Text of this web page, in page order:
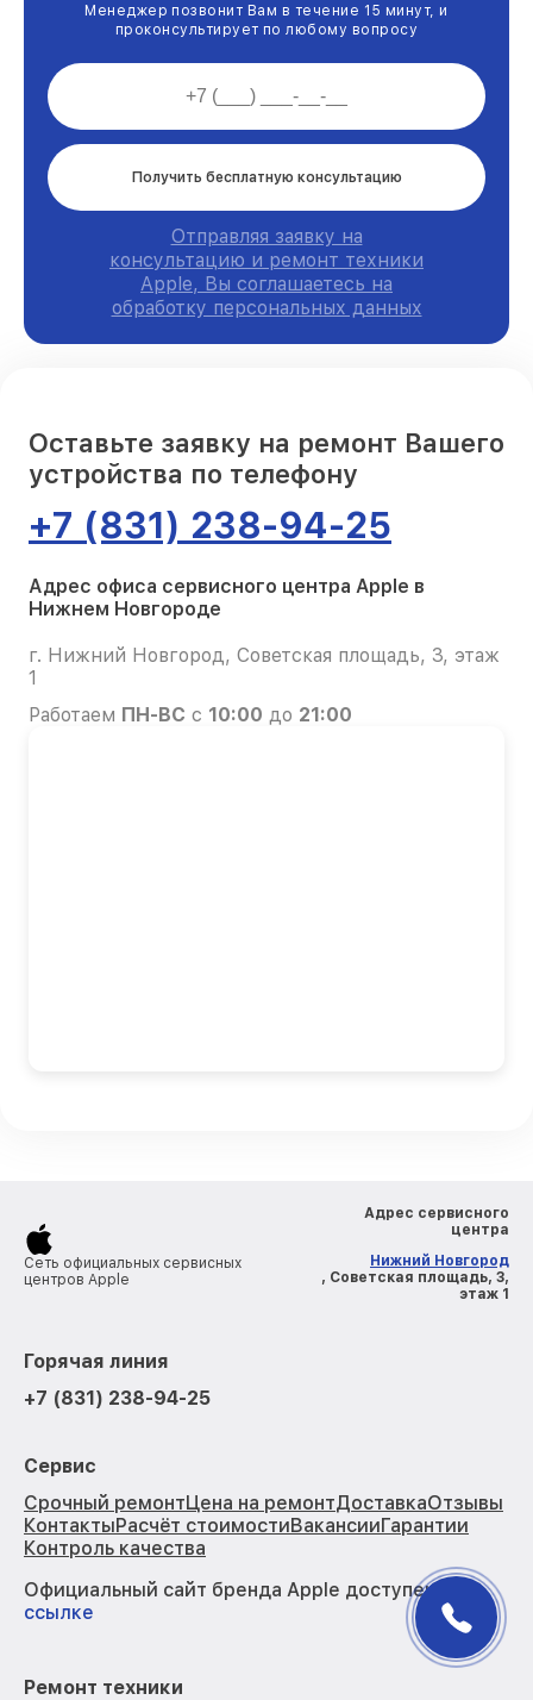
Менеджер позвонит Вам в течение 15 минут, и
проконсультирует по любому вопросу
Получить бесплатную консультацию
Отправляя заявку на
консультацию и ремонт техники
Apple, Вы соглашаетесь на
обработку персональных данных
Оставьте заявку на ремонт Вашего
устройства по телефону
+7 (831) 238-94-25
Адрес офиса сервисного центра Apple в
Нижнем Новгороде
г. Нижний Новгород, Советская площадь, 3, этаж
1
Работаем ПН-ВС с 10:00 до 21:00
Сеть официальных сервисных
центров Apple
Адрес сервисного
центра
Нижний Новгород
, Советская площадь, 3,
этаж 1
Горячая линия
+7 (831) 238-94-25
Сервис
Срочный ремонтЦена на ремонтДоставкаОтзывы
КонтактыРасчёт стоимостиВакансииГарантии
Контроль качества
Официальный сайт бренда Apple доступен по
ссылке
Ремонт техники